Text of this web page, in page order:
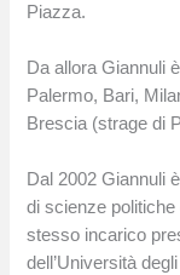
Piazza.
Da allora Giannuli
Palermo, Bari,
Brescia (strage di
Dal 2002 Giannuli
di scienze politiche
stesso incarico
dell’Università